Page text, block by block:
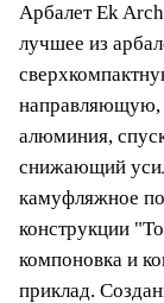
АрбалетEk
лучшее из
направляющую,
алюминия,
снижающий
камуфляжное
конструкции
компоновка и
приклад.
об